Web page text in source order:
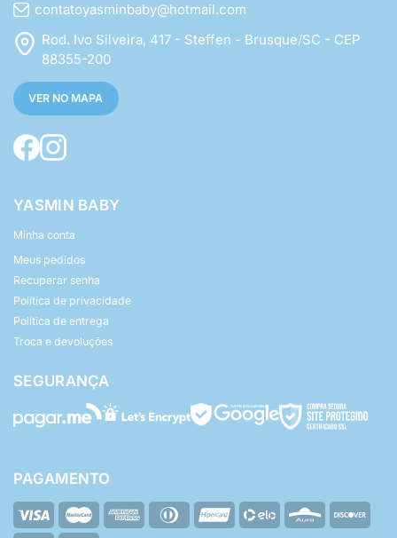
contatoyasminbaby@hotmail.com
Rod. Ivo Silveira, 417 - Steffen - Brusque/SC - CEP
88355-200
VER NO MAPA
YASMIN BABY
Minha conta
Meus pedidos
Recuperar senha
Política de privacidade
Política de entrega
Troca e devoluções
SEGURANÇA
PAGAMENTO